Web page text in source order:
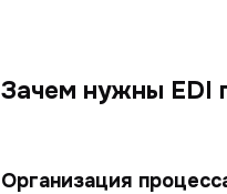
Зачем нужны EDI
Организация